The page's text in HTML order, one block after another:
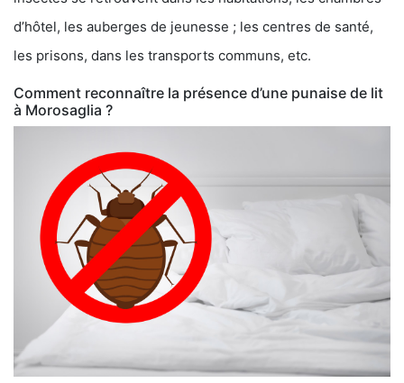
d’hôtel, les auberges de jeunesse ; les centres de santé,
les prisons, dans les transports communs, etc.
Comment reconnaître la présence d’une punaise de lit
à Morosaglia ?